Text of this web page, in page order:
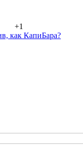
+1
как КапиБара?